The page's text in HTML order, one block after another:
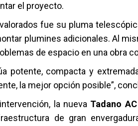
el proyecto.
fue su pluma
plumines adicionales. Al
de espacio en una obra
potente, compacta y
la mejor opción posible”,
la nueva Tadano
de gran